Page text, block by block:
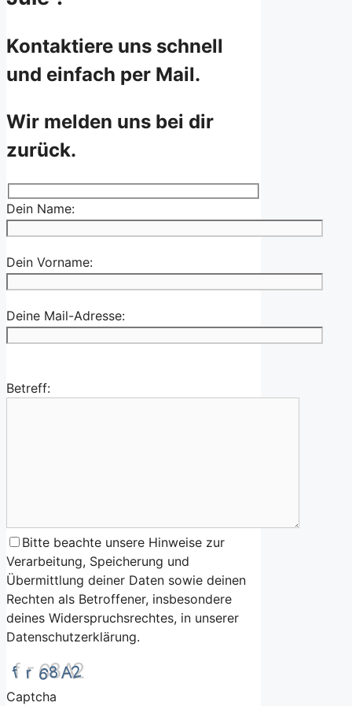
Kontaktiere uns schnell
und einfach per Mail.
Wir melden uns bei dir
zurück.
Dein Name:
Dein Vorname:
Deine Mail-Adresse:
Betreff:
Bitte beachte unsere Hinweise zur
Verarbeitung, Speicherung und
Übermittlung deiner Daten sowie deinen
Rechten als Betroffener, insbesondere
deines Widerspruchsrechtes, in unserer
Datenschutzerklärung.
Captcha